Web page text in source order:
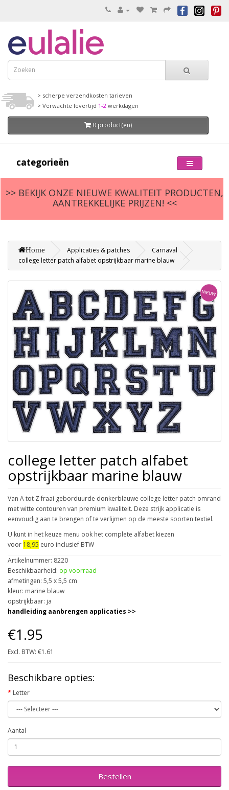
> scherpe verzendkosten tarieven
> Verwachte levertijd 1-2 werkdagen
0 product(en)
categorieën
>> BEKIJK ONZE NIEUWE KWALITEIT PRODUCTEN,
AANTREKKELIJKE PRIJZEN! <<
Home Applicaties & patches
Carnaval
college letter patch alfabet opstrijkbaar marine blauw
college letter patch alfabet
opstrijkbaar marine blauw
Van A tot Z fraai geborduurde donkerblauwe college letter patch omrand
met witte contouren van premium kwaliteit. Deze strijk applicatie is
eenvoudig aan te brengen of te verlijmen op de meeste soorten textiel.
U kunt in het keuze menu ook het complete alfabet kiezen
voor 18,95 euro inclusief BTW
Artikelnummer: 8220
Beschikbaarheid: op voorraad
afmetingen: 5,5 x 5,5 cm
kleur: marine blauw
opstrijkbaar: ja
handleiding aanbrengen applicaties >>
€1.95
Excl. BTW: €1.61
Beschikbare opties:
Letter
Aantal
Bestellen